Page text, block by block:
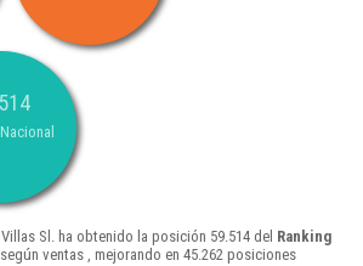
Sl. ha obtenido la posición 59.514 del Ranking
según ventas , mejorando en 45.262 posiciones